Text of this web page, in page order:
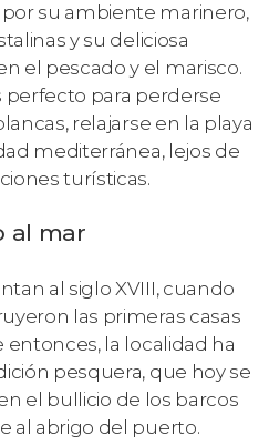
su ambiente marinero,
y su deliciosa
el pescado y el marisco.
perfecto para perderse
relajarse en la playa
mediterránea, lejos de
turísticas.
al mar
al siglo XVIII, cuando
las primeras casas
la localidad ha
pesquera, que hoy se
el bullicio de los barcos
al abrigo del puerto.